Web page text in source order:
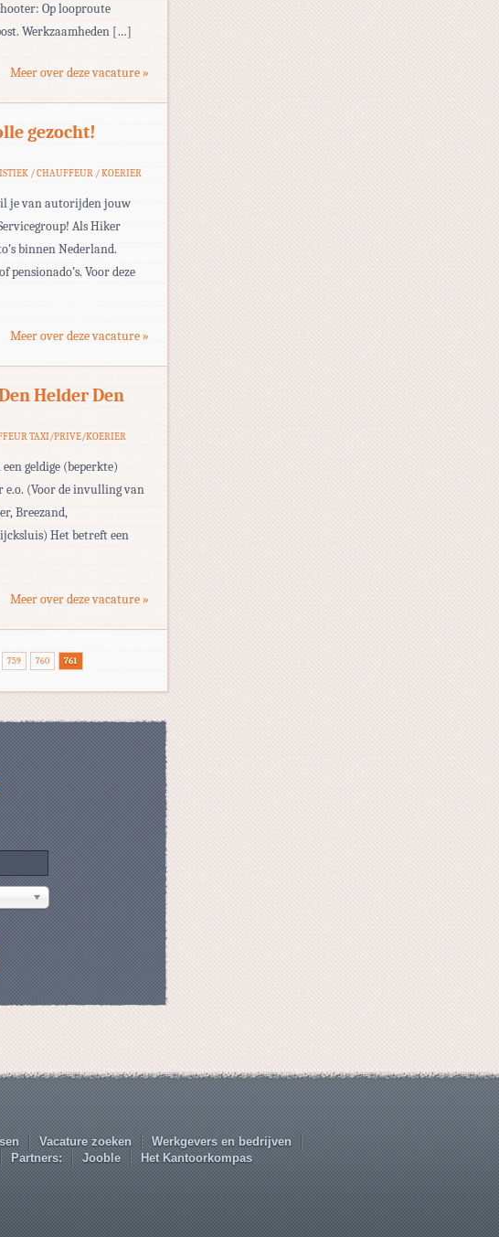
Op looproute
Werkzaamheden […]
Meer over deze vacature »
gezocht!
/ CHAUFFEUR / KOERIER
je van autorijden jouw
Als Hiker
binnen Nederland.
Voor deze
Meer over deze vacature »
Helder Den
TAXI/PRIVE/KOERIER
geldige (beperkte)
e.o. (Voor de invulling van
Breezand,
Het betreft een
Meer over deze vacature »
759 760 761
Vacature zoeken
Werkgevers en bedrijven
Partners: Jooble Het Kantoorkompas